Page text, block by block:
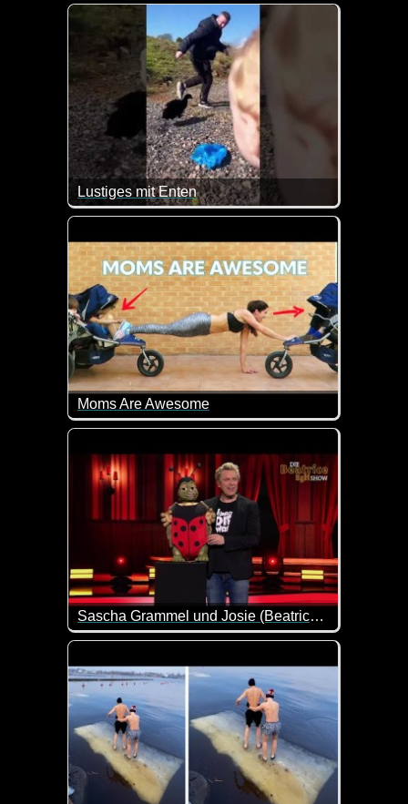
Mit Ärztinnen und Ärzten wird's nie langweilig.
Lustiges mit Enten
Ja, auch Enten können für einen Lacher sorgen.
Moms Are Awesome
Diese Mütter haben es echt drauf. Tolles Video
Sascha Grammel und Josie (Beatrice Egli Show) 19.04.2025
Wenn die Josie nicht super niedlich ist. Immer